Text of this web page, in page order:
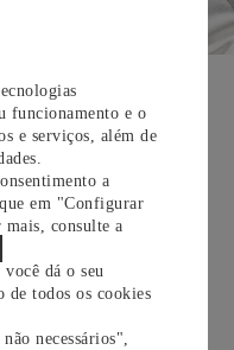
funcionamento e o
e serviços, além de
a
em "Configurar
mais, consulte a
dá o seu
de todos os cookies
necessários",
Cartier são
presente e oferecem a
personalizado.